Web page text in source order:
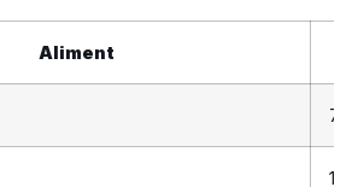
Aliment
7
10